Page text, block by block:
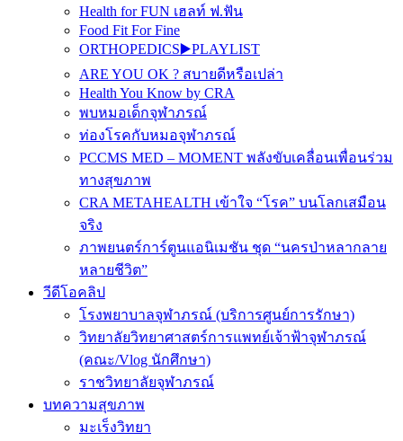
Health for FUN เฮลท์ ฟ.ฟัน
Food Fit For Fine
ORTHOPEDICS▶️PLAYLIST
ARE YOU OK ? สบายดีหรือเปล่า
Health You Know by CRA
พบหมอเด็กจุฬาภรณ์
ท่องโรคกับหมอจุฬาภรณ์
PCCMS MED – MOMENT พลังขับเคลื่อนเพื่อนร่วม
ทางสุขภาพ
CRA METAHEALTH เข้าใจ “โรค” บนโลกเสมือน
จริง
ภาพยนตร์การ์ตูนแอนิเมชัน ชุด “นครป่าหลากลาย
หลายชีวิต”
วีดีโอคลิป
โรงพยาบาลจุฬาภรณ์ (บริการศูนย์การรักษา)
วิทยาลัยวิทยาศาสตร์การแพทย์เจ้าฟ้าจุฬาภรณ์
(คณะ/Vlog นักศึกษา)
ราชวิทยาลัยจุฬาภรณ์
บทความสุขภาพ
มะเร็งวิทยา